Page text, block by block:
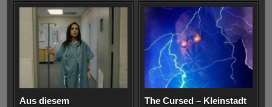
Aus diesem
The Cursed – Kleinstadt